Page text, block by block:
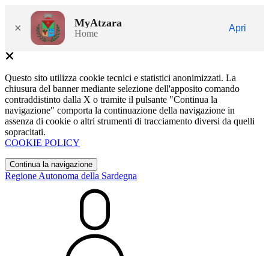
× MyAtzara
Home
Apri
Questo sito utilizza cookie tecnici e statistici anonimizzati. La
chiusura del banner mediante selezione dell'apposito comando
contraddistinto dalla X o tramite il pulsante "Continua la
navigazione" comporta la continuazione della navigazione in
assenza di cookie o altri strumenti di tracciamento diversi da quelli
sopracitati.
COOKIE POLICY
Continua la navigazione
Regione Autonoma della Sardegna